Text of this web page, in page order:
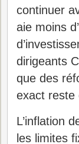
continuer
aie moins
dirigeants
que des
exact reste
L’inflation
les limites